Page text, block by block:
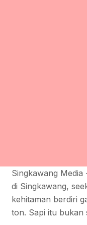
Singkawang
di Singkawang,
kehitaman berdiri
ton. Sapi itu bukan